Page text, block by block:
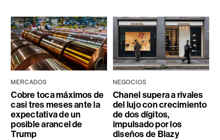
MERCADOS
Cobre toca máximos de
casi tres meses ante la
expectativa de un
posible arancel de
Trump
NEGOCIOS
Chanel supera a rivales
del lujo con crecimiento
de dos dígitos,
impulsado por los
diseños de Blazy